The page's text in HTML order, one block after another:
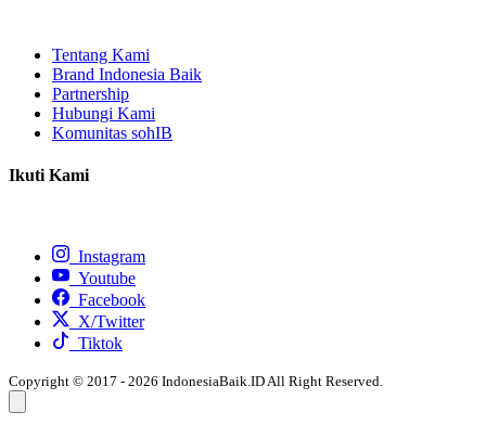
Tentang Kami
Brand Indonesia Baik
Partnership
Hubungi Kami
Komunitas sohIB
Ikuti Kami
Instagram
Youtube
Facebook
X/Twitter
Tiktok
Copyright © 2017 - 2026 IndonesiaBaik.ID All Right Reserved.